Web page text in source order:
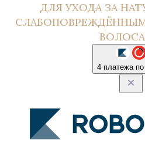
ДЛЯ УХОДА ЗА
4 платежа